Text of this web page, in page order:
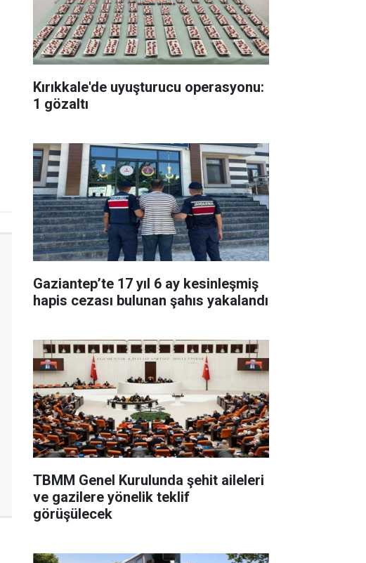
Kırıkkale'de uyuşturucu operasyonu:
1 gözaltı
Gaziantep’te 17 yıl 6 ay kesinleşmiş
hapis cezası bulunan şahıs yakalandı
TBMM Genel Kurulunda şehit aileleri
ve gazilere yönelik teklif
görüşülecek